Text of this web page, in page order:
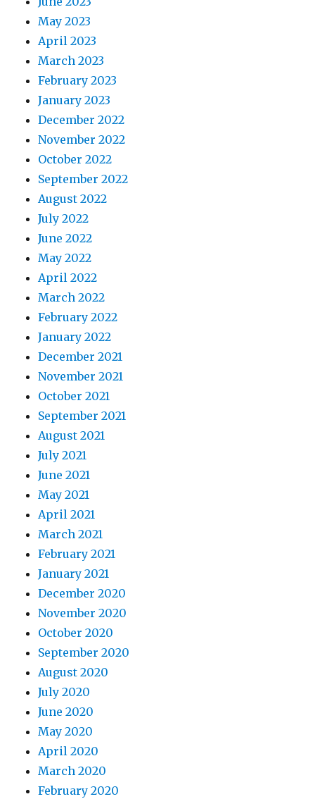
May 2023
April 2023
March 2023
February 2023
January 2023
December 2022
November 2022
October 2022
September 2022
August 2022
July 2022
June 2022
May 2022
April 2022
March 2022
February 2022
January 2022
December 2021
November 2021
October 2021
September 2021
August 2021
July 2021
June 2021
May 2021
April 2021
March 2021
February 2021
January 2021
December 2020
November 2020
October 2020
September 2020
August 2020
July 2020
June 2020
May 2020
April 2020
March 2020
February 2020